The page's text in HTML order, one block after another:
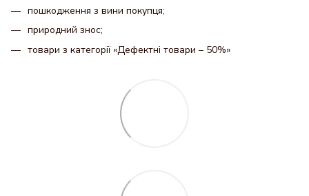
пошкодження з вини покупця;
природний знос;
товари з категорії «Дефектні товари – 50%»